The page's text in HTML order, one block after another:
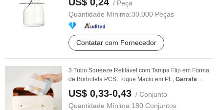
/ Peça
Quantidade Mínima:30.000 Peças
Contatar com Fornecedor
3 Tubo Squeeze Refilável com Tampa Flip em Forma
de Borboleta PCS, Toque Macio em PE, Garrafa ...
US$ 0,33-0,43 / Conjunto
Quantidade Mínima:180 Conjuntos